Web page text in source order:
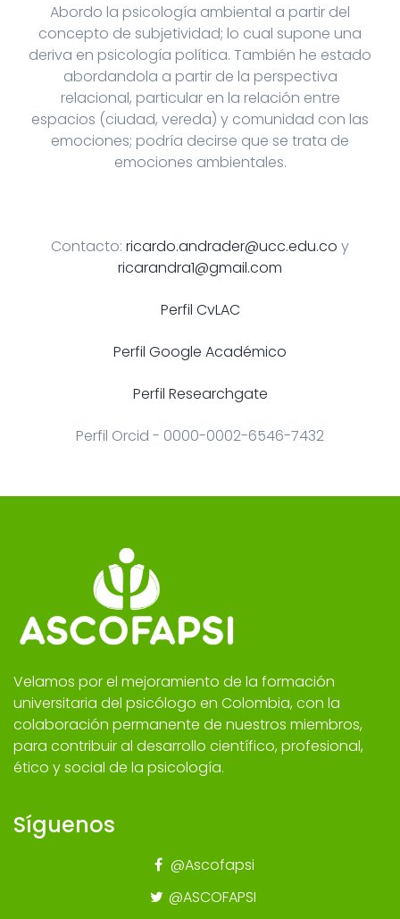
Abordo la psicología ambiental a partir del
concepto de subjetividad; lo cual supone una
deriva en psicología política. También he estado
abordandola a partir de la perspectiva
relacional, particular en la relación entre
espacios (ciudad, vereda) y comunidad con las
emociones; podría decirse que se trata de
emociones ambientales.
Contacto: ricardo.andrader@ucc.edu.co y
ricarandra1@gmail.com
Perfil CvLAC
Perfil Google Académico
Perfil Researchgate
Perfil Orcid - 0000-0002-6546-7432
Velamos por el mejoramiento de la formación
universitaria del psicólogo en Colombia, con la
colaboración permanente de nuestros miembros,
para contribuir al desarrollo científico, profesional,
ético y social de la psicología.
Síguenos
@Ascofapsi
@ASCOFAPSI